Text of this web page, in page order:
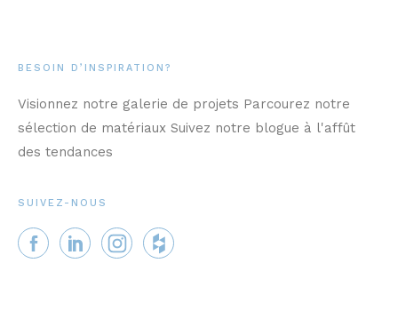
BESOIN D’INSPIRATION?
Visionnez notre galerie de projets Parcourez notre
sélection de matériaux Suivez notre blogue à l'affût
des tendances
SUIVEZ-NOUS